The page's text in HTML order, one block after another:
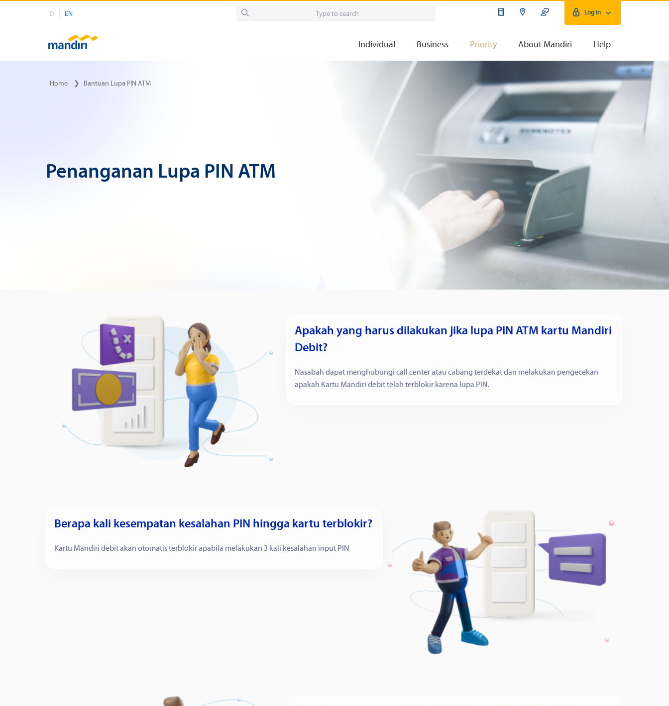
ID EN Log In
Individual Business Priority About Mandiri Help
Home ❯ Bantuan Lupa PIN ATM
Penanganan Lupa PIN ATM
Apakah yang harus dilakukan jika lupa PIN ATM kartu Mandiri
Debit?
Nasabah dapat menghubungi call center atau cabang terdekat dan melakukan pengecekan
apakah Kartu Mandiri debit telah terblokir karena lupa PIN.
Berapa kali kesempatan kesalahan PIN hingga kartu terblokir?
Kartu Mandiri debit akan otomatis terblokir apabila melakukan 3 kali kesalahan input PIN